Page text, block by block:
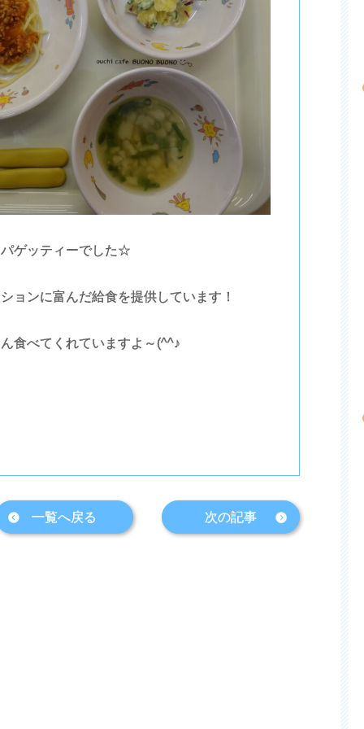
ゲッティーでした☆
ョンに富んだ給食を提供しています！
食べてくれていますよ～(^^♪
一覧へ戻る 次の記事